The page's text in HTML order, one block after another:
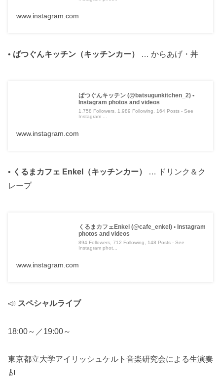
www.instagram.com
• ばつぐんキッチン（キッチンカー） … からあげ・丼
ばつぐんキッチン (@batsugunkitchen_2) •
Instagram photos and videos
1,758 Followers, 1,989 Following, 164 Posts - See
Instagram ...
www.instagram.com
• くるまカフェ Enkel（キッチンカー）
… ドリンク＆ク
レープ
くるまカフェEnkel (@cafe_enkel) • Instagram
photos and videos
894 Followers, 712 Following, 148 Posts - See
Instagram phot...
www.instagram.com
📣 スペシャルライブ
18:00～／19:00～
東京都立大学アイリッシュケルト音楽研究会による生演奏
🎻